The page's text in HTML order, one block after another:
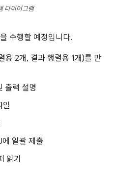
다이어그램
수행할 예정입니다.
용 2개, 결과 행렬용 1개)를 만
출력 설명
일
일괄 제출
읽기